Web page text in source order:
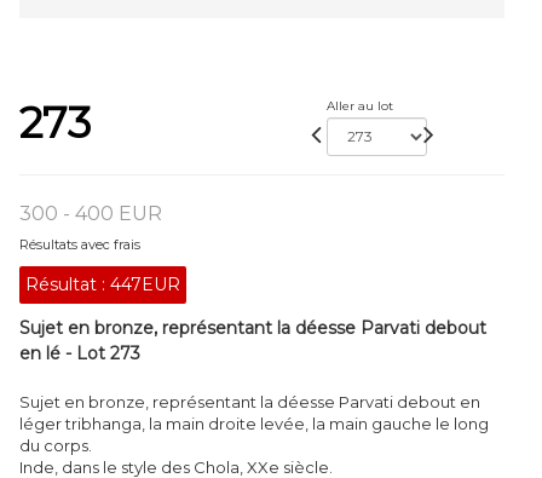
273 Aller au lot
300 - 400 EUR
Résultats avec frais
Résultat : 447EUR
Sujet en bronze, représentant la déesse Parvati debout
en lé - Lot 273
Sujet en bronze, représentant la déesse Parvati debout en
léger tribhanga, la main droite levée, la main gauche le long
du corps.
Inde, dans le style des Chola, XXe siècle.